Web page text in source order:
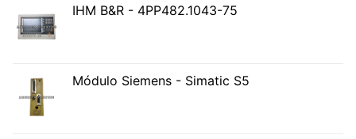
IHM B&R - 4PP482.1043-75
Módulo Siemens - Simatic S5